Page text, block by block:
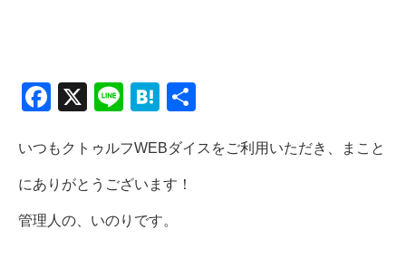
F
c
e
b
X
Li
e
H
e
n
a
いつもクトゥルフWEBダイスをご利用いただき、まこと
にありがとうございます！
管理人の、いのりです。